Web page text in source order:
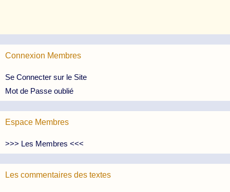
Connexion Membres
Se Connecter sur le Site
Mot de Passe oublié
Espace Membres
>>> Les Membres <<<
Les commentaires des textes